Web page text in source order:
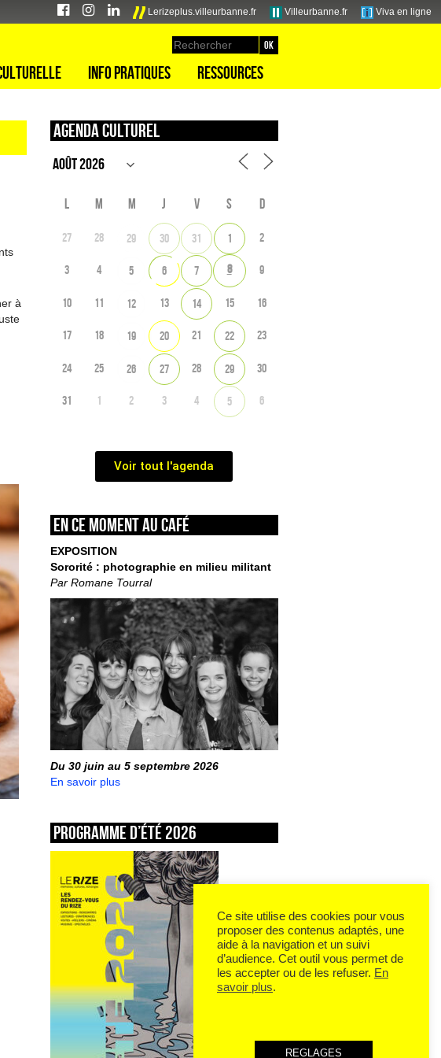
Lerizeplus.villeurbanne.fr Villeurbanne.fr Viva en ligne
culturelle Info pratiques Ressources
à
Agenda culturel
L M M J V S D
27 28 29 30 31 1 2
3 4 5 6 7 8 9
10 11 12 13 14 15 16
17 18 19 20 21 22 23
24 25 26 27 28 29 30
31 1 2 3 4 5 6
Voir tout l'agenda
En ce moment au café
EXPOSITION
Sororité : photographie en milieu militant
Par Romane Tourral
Du 30 juin au 5 septembre 2026
En savoir plus
Programme d’été 2026
Ce site utilise des cookies pour vous
proposer des contenus adaptés, une
aide à la navigation et un suivi
d’audience. Cet outil vous permet de
les accepter ou de les refuser. En
savoir plus.
REGLAGES